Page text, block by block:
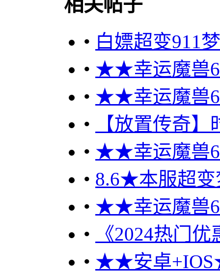
相关帖子
• 白嫖超变911
• ★★幸运魔兽
• ★★幸运魔兽
•
【放置传奇
• ★★幸运魔兽
• 8.6★本服超
• ★★幸运魔兽
•
《2024热门
• ★★安卓